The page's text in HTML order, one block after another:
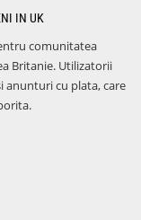
IN UK
comunitatea
Britanie. Utilizatorii
anunturi cu plata, care